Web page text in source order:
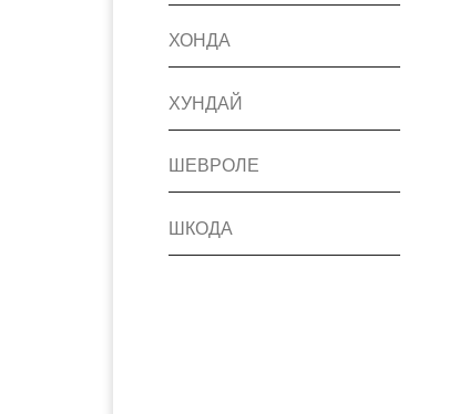
ХОНДА
ХУНДАЙ
ШЕВРОЛЕ
ШКОДА